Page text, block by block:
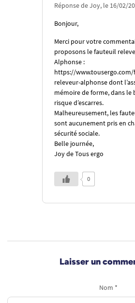
Réponse de Joy, le 16/02/
Bonjour,
Merci pour votre
proposons le fauteuil
Alphonse :
https://
releveur-alphonsedont
mémoire de forme, dans le
risque d’escarres.
Malheureusement, les
sont aucunement pris en
sécurité sociale.
Belle journée,
Joy de Tous ergo
0
Laisser un
Nom *